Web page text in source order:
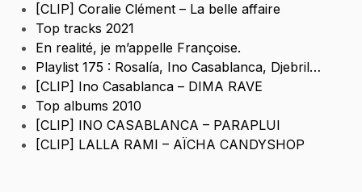
[CLIP] Coralie Clément – La belle affaire
Top tracks 2021
En realité, je m’appelle Françoise.
Playlist 175 : Rosalía, Ino Casablanca, Djebril…
[CLIP] Ino Casablanca – DIMA RAVE
Top albums 2010
[CLIP] INO CASABLANCA – PARAPLUI
[CLIP] LALLA RAMI – AÏCHA CANDYSHOP